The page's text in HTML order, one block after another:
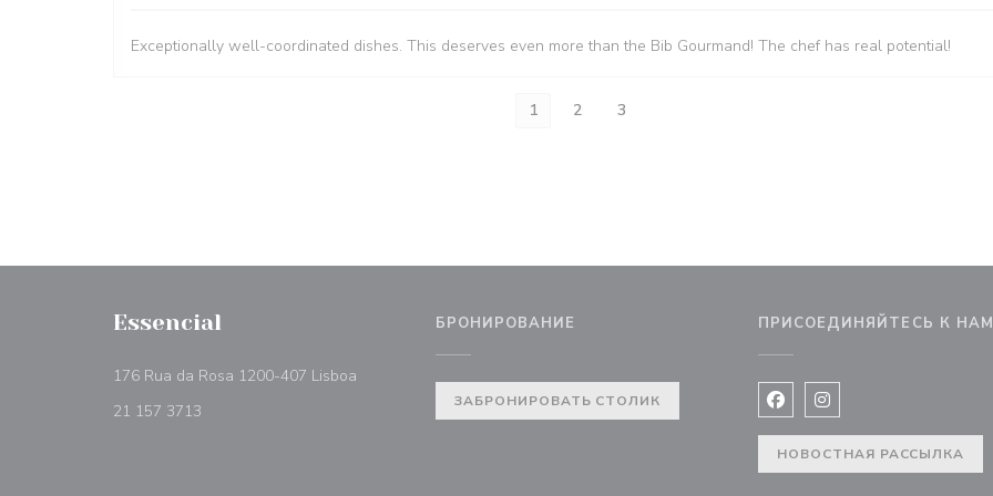
Exceptionally well-coordinated dishes. This deserves even more than the Bib Gourmand! The chef has real potential!
1 2 3
Essencial
176 Rua da Rosa 1200-407 Lisboa
21 157 3713
БРОНИРОВАНИЕ
ЗАБРОНИРОВАТЬ СТОЛИК
ПРИСОЕДИНЯЙТЕСЬ К НАМ
Facebook ((открывается в
Instagram
НОВОСТНАЯ РАССЫЛКА